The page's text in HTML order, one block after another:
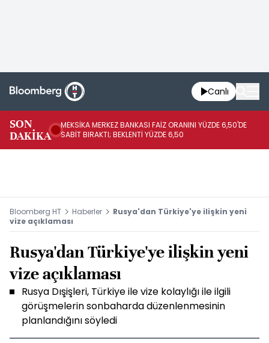
Canlı
SON
DAKİKA
MEKSİKA MERKEZ BANKASI FAİZ ORANINI YÜZDE 6,50'DE
SABİT BIRAKTI; BEKLENTİ YÜZDE 6,50
Bloomberg HT Haberler
Rusya'dan Türkiye'ye ilişkin yeni
vize açıklaması
Rusya'dan Türkiye'ye ilişkin yeni
vize açıklaması
Rusya Dışişleri, Türkiye ile vize kolaylığı ile ilgili
görüşmelerin sonbaharda düzenlenmesinin
planlandığını söyledi